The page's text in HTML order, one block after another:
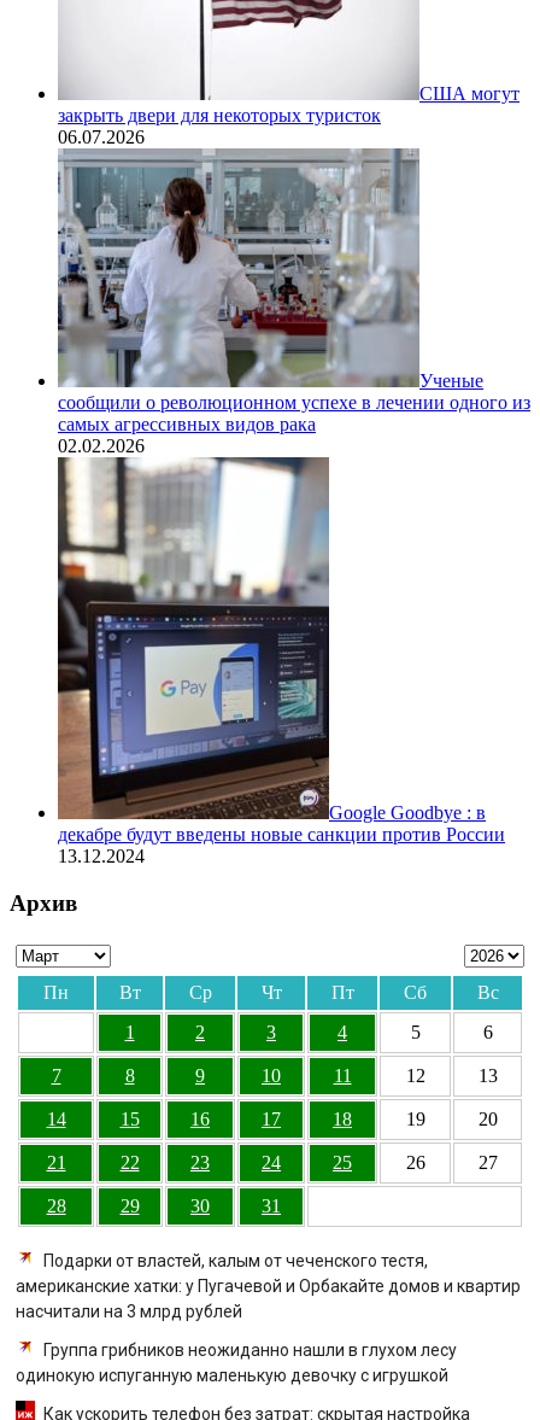
США могут
закрыть двери для некоторых туристок
06.07.2026
Ученые
сообщили о революционном успехе в лечении одного из
самых агрессивных видов рака
02.02.2026
Google Goodbye : в
декабре будут введены новые санкции против России
13.12.2024
Архив
Пн Вт Ср Чт Пт Сб
Вс
1
2 3 4 5 6
7 8 9 10 11 12 13
14 15 16 17 18 19 20
21 22 23 24 25 26 27
28 29 30 31
Подарки от властей, калым от чеченского тестя,
американские хатки: у Пугачевой и Орбакайте домов и квартир
насчитали на 3 млрд рублей
Группа грибников неожиданно нашли в глухом лесу
одинокую испуганную маленькую девочку с игрушкой
Как ускорить телефон без затрат: скрытая настройка